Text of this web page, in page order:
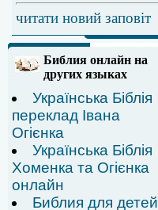
читати новий заповіт
Библия онлайн на
других языках
Українська Біблія
переклад Івана
Огієнка
Українська Біблія
Хоменка та Огієнка
онлайн
Библия для детей